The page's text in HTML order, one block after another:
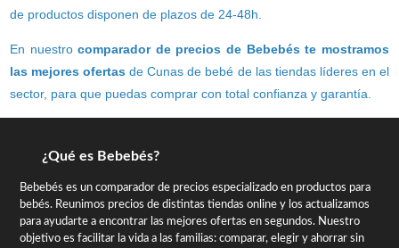
de productos disponen de plazos de 24-48h.
En nuestrocomparador de precios de Bebebés te mostramos
las mejores ofertas de Cunas de bebé de las tiendas líderes en el
sector, para que puedas comprar con total confianza y garantía.
¿Qué es Bebebés?
Bebebés es un comparador de precios especializado en productos para
bebés. Reunimos precios de distintas tiendas online y los actualizamos
para ayudarte a encontrar las mejores ofertas en segundos. Nuestro
objetivo es facilitar la vida a las familias: comparar, elegir y ahorrar sin